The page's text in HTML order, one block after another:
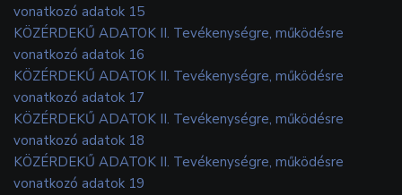
vonatkozó adatok 15
KÖZÉRDEKŰ ADATOK II. Tevékenységre, működésre
vonatkozó adatok 16
KÖZÉRDEKŰ ADATOK II. Tevékenységre, működésre
vonatkozó adatok 17
KÖZÉRDEKŰ ADATOK II. Tevékenységre, működésre
vonatkozó adatok 18
KÖZÉRDEKŰ ADATOK II. Tevékenységre, működésre
vonatkozó adatok 19